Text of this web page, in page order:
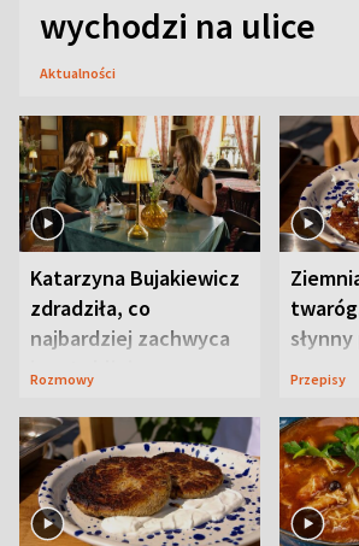
wychodzi na ulice
Aktualności
Katarzyna Bujakiewicz
zdradziła, co
najbardziej zachwyca
ją w Lublinie
Rozmowy Przepisy